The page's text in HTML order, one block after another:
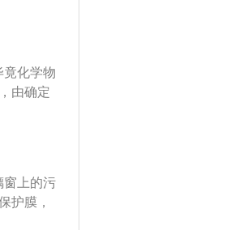
竟化学物
由确定
中的亲
成分就
天或十
剂使
窗上的污
护膜，
冬天；